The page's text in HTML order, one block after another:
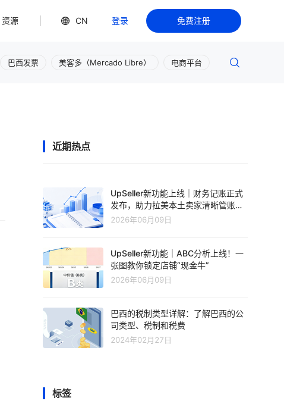
资源 CN 登录 免费注册
巴西发票 美客多（Mercado Libre） 电商平台
近期热点
UpSeller新功能上线｜财务记账正式
发布，助力拉美本土卖家清晰管账、
轻松盈利
2026年06月09日
UpSeller新功能｜ABC分析上线！一
张图教你锁定店铺“现金牛”
2026年06月09日
巴西的税制类型详解：了解巴西的公
司类型、税制和税费
2024年02月27日
标签